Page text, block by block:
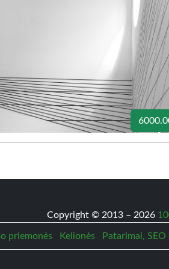
Copyright © 2013 – 2026
priemonės Kelionės Patarimai,